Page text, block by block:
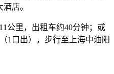
店。
公里，出租车约40分钟；或
1口出），步行至上海中油阳